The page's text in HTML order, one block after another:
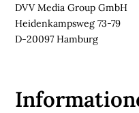
DVV Media Group GmbH
Heidenkampsweg 73-79
D-20097 Hamburg